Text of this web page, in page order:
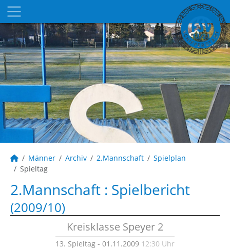
Männer Archiv 2.Mannschaft
Spielplan
Spieltag
2.Mannschaft : Spielbericht
(2009/10)
Kreisklasse Speyer 2
13. Spieltag - 01.11.2009 12:30 Uhr